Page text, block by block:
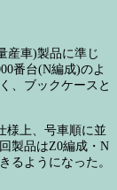
産車)製品に準じ
番台(N編成)のよ
、ブックケースと
様上、号車順に並
製品はZ0編成・N
るようになった。